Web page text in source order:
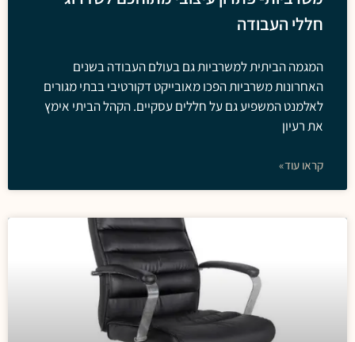
חללי העבודה
המגמה הביתית למשרביות גם בעולם העבודה בשנים
האחרונות משרביות הפכו מאובייקט דקורטיבי בבתי מגורים
לאלמנט המשפיע גם על חללים עסקיים. הקהל הביתי אימץ
את רעיון
קראו עוד»